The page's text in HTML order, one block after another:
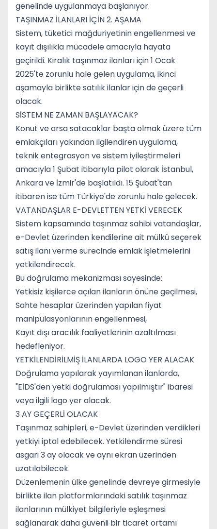
genelinde uygulanmaya başlanıyor.
TAŞINMAZ İLANLARI İÇİN 2. AŞAMA
Sistem, tüketici mağduriyetinin engellenmesi ve
kayıt dışılıkla mücadele amacıyla hayata
geçirildi. Kiralık taşınmaz ilanları için 1 Ocak
2025'te zorunlu hale gelen uygulama, ikinci
aşamayla birlikte satılık ilanlar için de geçerli
olacak.
SİSTEM NE ZAMAN BAŞLAYACAK?
Konut ve arsa satacaklar başta olmak üzere tüm
emlakçıları yakından ilgilendiren uygulama,
teknik entegrasyon ve sistem iyileştirmeleri
amacıyla 1 Şubat itibarıyla pilot olarak İstanbul,
Ankara ve İzmir'de başlatıldı. 15 Şubat'tan
itibaren ise tüm Türkiye'de zorunlu hale gelecek.
VATANDAŞLAR E-DEVLETTEN YETKİ VERECEK
Sistem kapsamında taşınmaz sahibi vatandaşlar,
e-Devlet üzerinden kendilerine ait mülkü seçerek
satış ilanı verme sürecinde emlak işletmelerini
yetkilendirecek.
Bu doğrulama mekanizması sayesinde:
Yetkisiz kişilerce açılan ilanların önüne geçilmesi,
Sahte hesaplar üzerinden yapılan fiyat
manipülasyonlarının engellenmesi,
Kayıt dışı aracılık faaliyetlerinin azaltılması
hedefleniyor.
YETKİLENDİRİLMİŞ İLANLARDA LOGO YER ALACAK
Doğrulama yapılarak yayımlanan ilanlarda,
"EİDS'den yetki doğrulaması yapılmıştır" ibaresi
veya ilgili logo yer alacak.
3 AY GEÇERLİ OLACAK
Taşınmaz sahipleri, e-Devlet üzerinden verdikleri
yetkiyi iptal edebilecek. Yetkilendirme süresi
asgari 3 ay olacak ve aynı ekran üzerinden
uzatılabilecek.
Düzenlemenin ülke genelinde devreye girmesiyle
birlikte ilan platformlarındaki satılık taşınmaz
ilanlarının mülkiyet bilgileriyle eşleşmesi
sağlanarak daha güvenli bir ticaret ortamı